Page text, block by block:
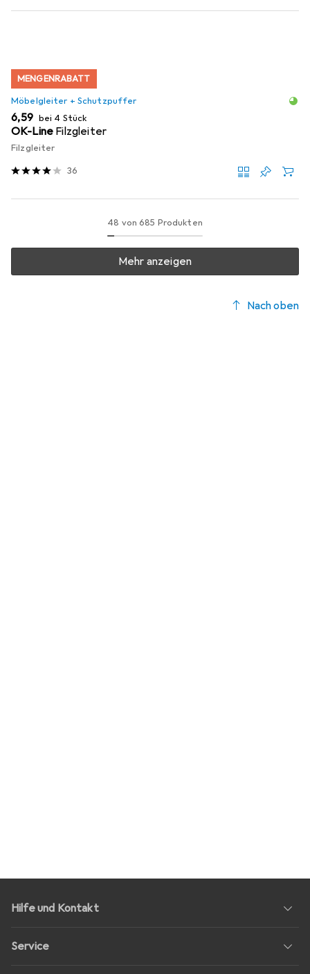
MENGENRABATT
Möbelgleiter + Schutzpuffer
EUR
6,59 bei 4 Stück
OK-Line Filzgleiter
Filzgleiter
36
48 von 685 Produkten
Mehr anzeigen
Nach oben
Hilfe und Kontakt
Service